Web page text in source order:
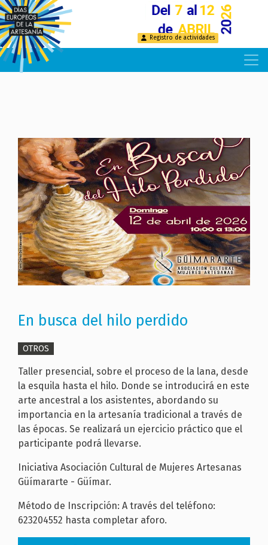
Pasar
contenido
Registro de actividades
En busca del hilo perdido
OTROS
Taller presencial, sobre el proceso de la lana, desde
la esquila hasta el hilo. Donde se introducirá en este
arte ancestral a los asistentes, abordando su
importancia en la artesanía tradicional a través de
las épocas. Se realizará un ejercicio práctico que el
participante podrá llevarse.
Iniciativa Asociación Cultural de Mujeres Artesanas
Güímararte - Güímar.
Método de Inscripción: A través del teléfono:
623204552 hasta completar aforo.